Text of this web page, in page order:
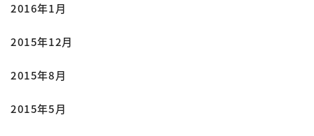
2016年1月
2015年12月
2015年8月
2015年5月